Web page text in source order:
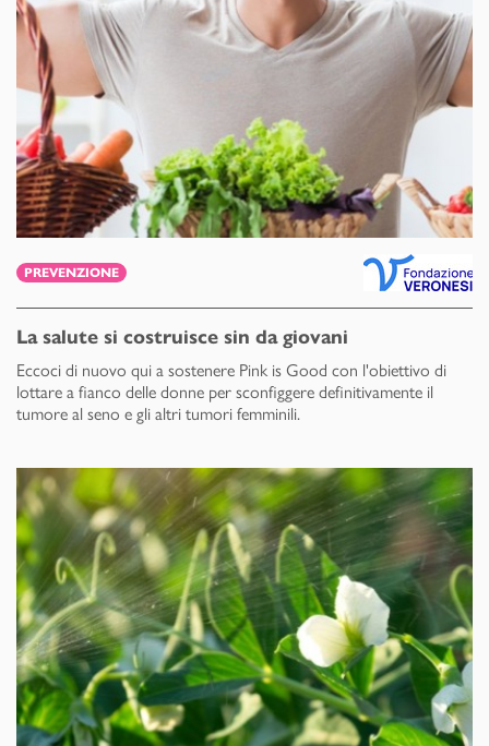
PREVENZIONE
La salute si costruisce sin da giovani
Eccoci di nuovo qui a sostenere Pink is Good con l'obiettivo di
lottare a fianco delle donne per sconfiggere definitivamente il
tumore al seno e gli altri tumori femminili.